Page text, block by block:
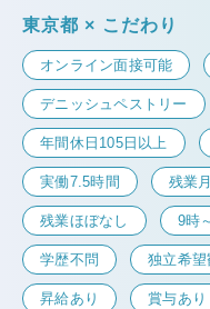
東京都 × こだわり
オンライン面接可能
デニッシュペストリー
年間休日105日以上
実働7.5時間 残業
残業ほぼなし 9時
学歴不問 独立希望
昇給あり 賞与あり